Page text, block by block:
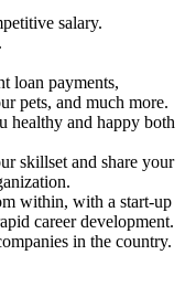
salary.
loan payments,
pets, and much more.
healthy and happy both
skillset and share your
within, with a start-up
career development.
in the country.